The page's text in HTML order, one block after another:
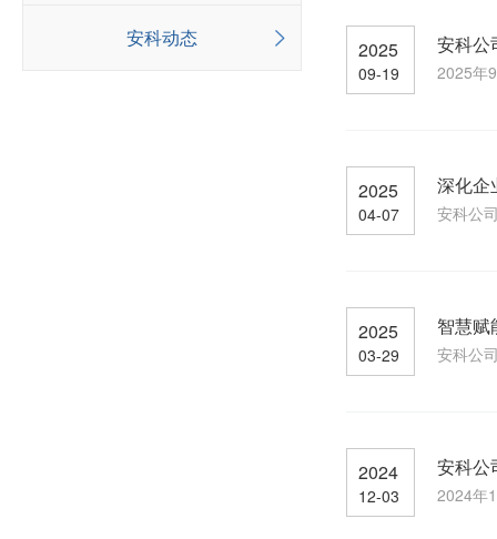
安科动态 2025
09-19
安科公
2025年
2025
04-07
深化企
安科公
2025
03-29
智慧赋
安科公
2024
12-03
安科公
2024年